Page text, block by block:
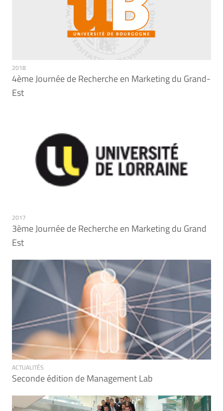
2018
4ème Journée de Recherche en Marketing du Grand-
Est
2017
3ème Journée de Recherche en Marketing du Grand
Est
ACTUALITÉS
Seconde édition de Management Lab